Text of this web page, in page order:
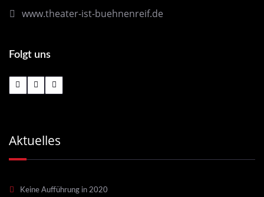
www.theater-ist-buehnenreif.de
Folgt uns
Aktuelles
Keine Aufführung in 2020